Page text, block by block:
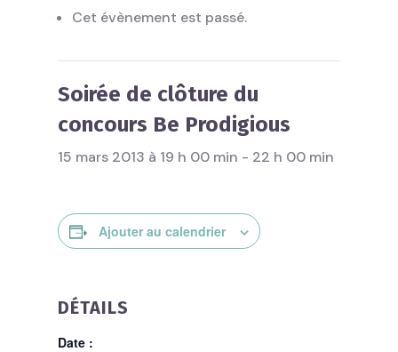
Cet évènement est passé.
Soirée de clôture du
concours Be Prodigious
15 mars 2013 à 19 h 00 min - 22 h 00 min
Ajouter au calendrier
DÉTAILS
Date :